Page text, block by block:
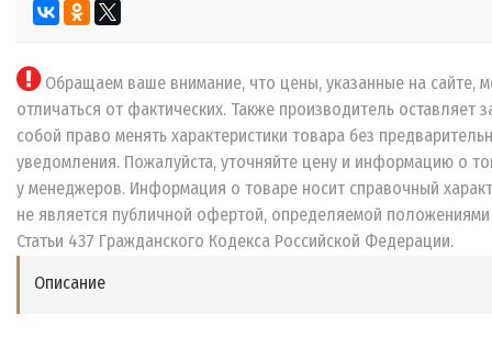
Обращаем ваше внимание, что цены, указанные на сайте,
отличаться от фактических. Также производитель оставляет
собой право менять характеристики товара без
уведомления. Пожалуйста, уточняйте цену и информацию о
у менеджеров. Информация о товаре носит справочный
не является публичной офертой, определяемой положениями
Статьи 437 Гражданского Кодекса Российской Федерации.
Описание